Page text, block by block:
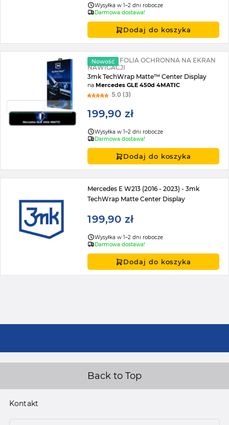
Wysyłka w 1–2 dni robocze
Darmowa dostawa!
Dodaj do koszyka
Nowość
MATOWA FOLIA OCHRONNA NA EKRAN
NAWIGACJI
3mk TechWrap Matte™ Center Display
naMercedes GLE 450d 4MATIC
5.0 (3)
199,90 zł
Wysyłka w 1–2 dni robocze
Darmowa dostawa!
Dodaj do koszyka
Mercedes E W213 (2016 - 2023) - 3mk
TechWrap Matte Center Display
199,90 zł
Wysyłka w 1–2 dni robocze
Darmowa dostawa!
Dodaj do koszyka
Back to Top
Kontakt